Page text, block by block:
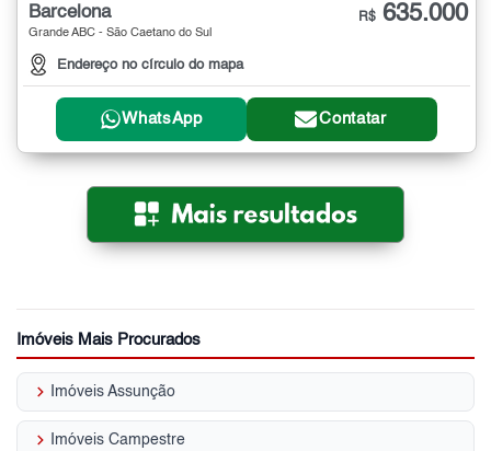
Barcelona
Grande ABC - São Caetano do Sul
Endereço no círculo do mapa
R$ 635.000
WhatsApp Contatar
Imóveis Mais Procurados
keyboard_arrow_right Imóveis Assunção
keyboard_arrow_right Imóveis Campestre